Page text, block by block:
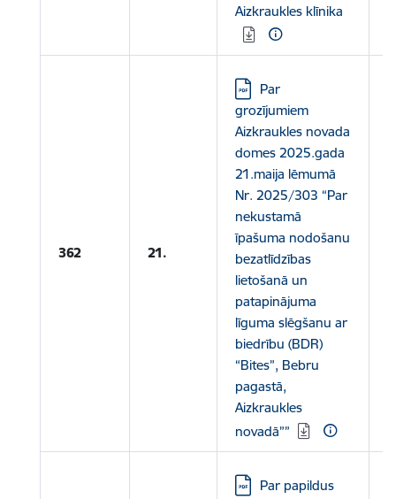
Aizkraukles klīnika
362 21.
Lejupielādēt:
Par
grozījumiem
Aizkraukles novada
domes 2025.gada
21.maija lēmumā
Nr. 2025/303 “Par
nekustamā
īpašuma nodošanu
bezatlīdzības
lietošanā un
patapinājuma
līguma slēgšanu ar
biedrību (BDR)
“Bites”, Bebru
pagastā,
Aizkraukles
novadā””
Lejupielādēt:
Par papildus